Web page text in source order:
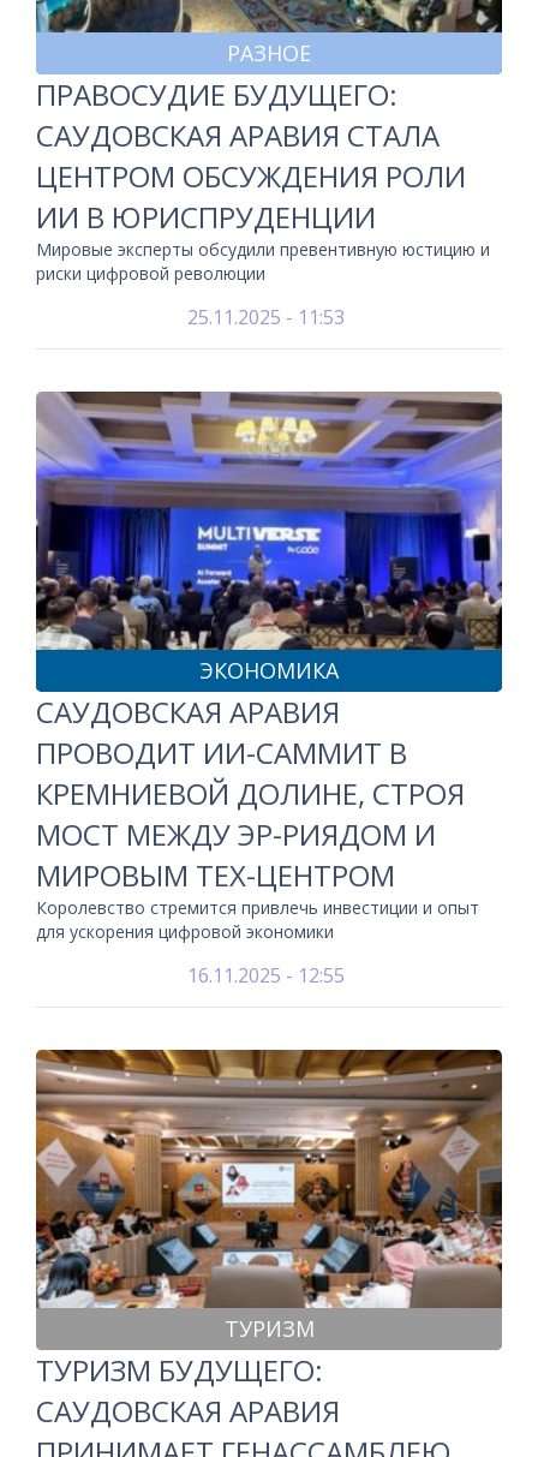
РАЗНОЕ
ПРАВОСУДИЕ БУДУЩЕГО:
САУДОВСКАЯ АРАВИЯ СТАЛА
ЦЕНТРОМ ОБСУЖДЕНИЯ РОЛИ
ИИ В ЮРИСПРУДЕНЦИИ
Мировые эксперты обсудили превентивную юстицию и
риски цифровой революции
25.11.2025 - 11:53
ЭКОНОМИКА
САУДОВСКАЯ АРАВИЯ
ПРОВОДИТ ИИ-САММИТ В
КРЕМНИЕВОЙ ДОЛИНЕ, СТРОЯ
МОСТ МЕЖДУ ЭР-РИЯДОМ И
МИРОВЫМ ТЕХ-ЦЕНТРОМ
Королевство стремится привлечь инвестиции и опыт
для ускорения цифровой экономики
16.11.2025 - 12:55
ТУРИЗМ
ТУРИЗМ БУДУЩЕГО:
САУДОВСКАЯ АРАВИЯ